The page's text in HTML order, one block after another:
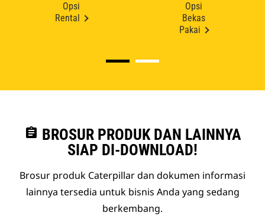
Opsi
Rental
Opsi
Bekas
Pakai
assignment BROSUR PRODUK DAN LAINNYA
SIAP DI-DOWNLOAD!
Brosur produk Caterpillar dan dokumen informasi
lainnya tersedia untuk bisnis Anda yang sedang
berkembang.